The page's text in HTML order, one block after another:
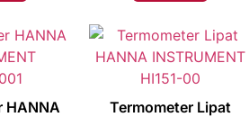
HANNA
Termometer Lipat